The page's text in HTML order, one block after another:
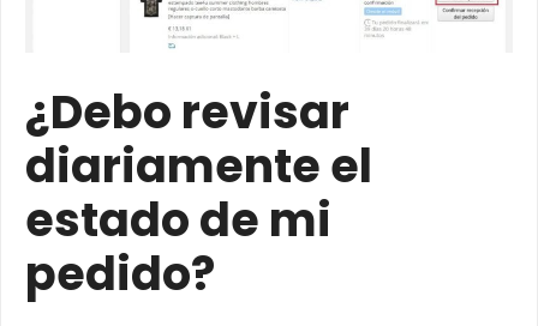
¿Debo revisar
diariamente el
estado de mi
pedido?